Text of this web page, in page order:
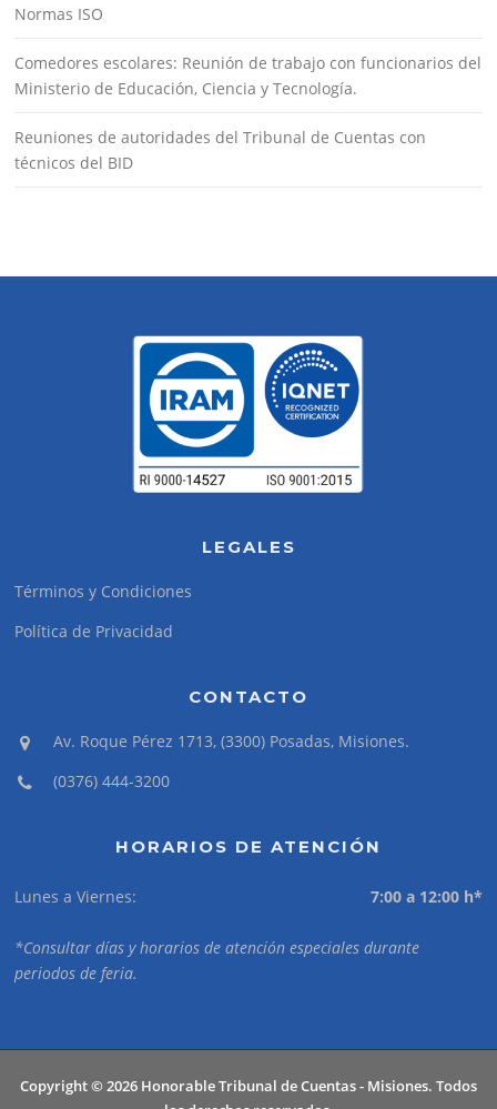
Normas ISO
Comedores escolares: Reunión de trabajo con funcionarios del
Ministerio de Educación, Ciencia y Tecnología.
Reuniones de autoridades del Tribunal de Cuentas con
técnicos del BID
LEGALES
Términos y Condiciones
Política de Privacidad
CONTACTO
Av. Roque Pérez 1713, (3300) Posadas, Misiones.
(0376) 444-3200
HORARIOS DE ATENCIÓN
Lunes a Viernes: 7:00 a 12:00 h*
*Consultar días y horarios de atención especiales durante
periodos de feria.
Copyright © 2026 Honorable Tribunal de Cuentas - Misiones. Todos